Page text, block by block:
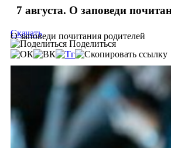
7 августа. О заповеди
О заповеди почитания родителей
Скачать
Поделиться